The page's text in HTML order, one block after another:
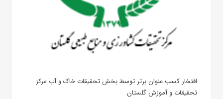
افتخار کسب عنوان برتر توسط بخش تحقیقات خاک و آب مرکز
تحقیقات و آموزش گلستان